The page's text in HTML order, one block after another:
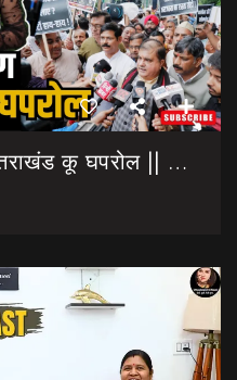
जंतर मंतर की बणांग अर उत्तराखंड कू घपरोल || NEET Paper Leak || Dharmendra Pradhan Resigns